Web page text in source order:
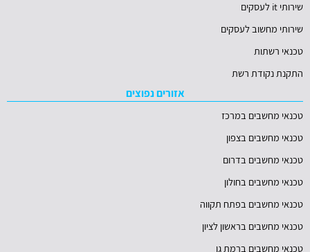
שירותי it לעסקים
שירותי מחשוב לעסקים
טכנאי רשתות
התקנת נקודת רשת
אזורים נפוצים
טכנאי מחשבים במרכז
טכנאי מחשבים בצפון
טכנאי מחשבים בדרום
טכנאי מחשבים בחולון
טכנאי מחשבים בפתח תקווה
טכנאי מחשבים בראשון לציון
טכנאי מחשבים ברמת גן